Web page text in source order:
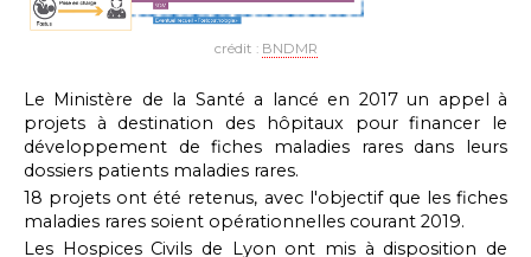
crédit : BNDMR
Le Ministère de la Santé a lancé en 2017 un appel à
projets à destination des hôpitaux pour financer le
développement de fiches maladies rares dans leurs
dossiers patients maladies rares.
18 projets ont été retenus, avec l'objectif que les fiches
maladies rares soient opérationnelles courant 2019.
Les Hospices Civils de Lyon ont mis à disposition de